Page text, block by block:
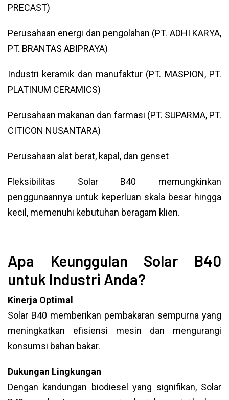
PRECAST)
Perusahaan energi dan pengolahan (PT. ADHI KARYA,
PT. BRANTAS ABIPRAYA)
Industri keramik dan manufaktur (PT. MASPION, PT.
PLATINUM CERAMICS)
Perusahaan makanan dan farmasi (PT. SUPARMA, PT.
CITICON NUSANTARA)
Perusahaan alat berat, kapal, dan genset
Fleksibilitas Solar B40 memungkinkan
penggunaannya untuk keperluan skala besar hingga
kecil, memenuhi kebutuhan beragam klien.
Apa Keunggulan Solar B40
untuk Industri Anda?
Kinerja Optimal
Solar B40 memberikan pembakaran sempurna yang
meningkatkan efisiensi mesin dan mengurangi
konsumsi bahan bakar.
Dukungan Lingkungan
Dengan kandungan biodiesel yang signifikan, Solar